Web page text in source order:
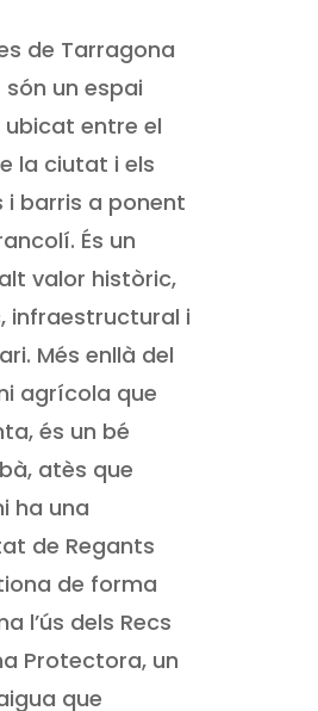
de Tarragona
són un espai
entre el
la ciutat i els
i barris a ponent
És un
valor històric,
infraestructural i
Més enllà del
agrícola que
és un bé
atès que
ha una
de Regants
de forma
l’ús dels Recs
Protectora, un
que